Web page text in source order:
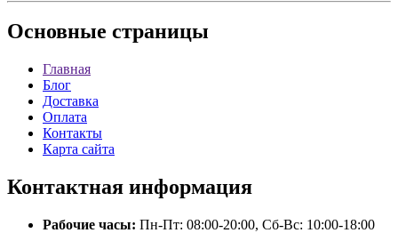
Основные страницы
Главная
Блог
Доставка
Оплата
Контакты
Карта сайта
Контактная информация
Рабочие часы: Пн-Пт: 08:00-20:00, Сб-Вс: 10:00-18:00